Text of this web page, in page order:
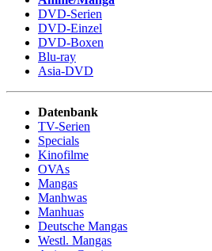
DVD-Serien
DVD-Einzel
DVD-Boxen
Blu-ray
Asia-DVD
Datenbank
TV-Serien
Specials
Kinofilme
OVAs
Mangas
Manhwas
Manhuas
Deutsche Mangas
Westl. Mangas